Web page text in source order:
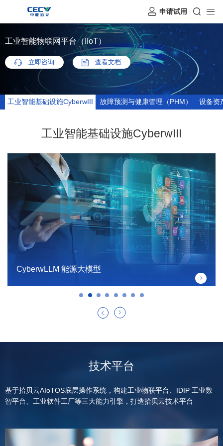
申请试用
工业智能物联网平台（IIoT）
立即咨询 查看文档
工业智能基础设施CyberwIII 故障预测与健康管理（PHM） 设备资
工业智能基础设施CyberwIII
CyberwLLM 能源大模型
技术平台
基于拾贝云AIoTOS底层操作系统，构建工业物联平台、IDIP 工业数
智平台、工业软件工厂等三大能力引擎，打造拾贝云技术平台